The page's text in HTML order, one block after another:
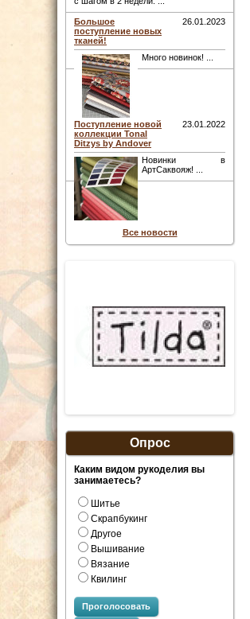
Большое
поступление новых
тканей!
26.01.2023
Много новинок! ...
Поступление новой
коллекции Tonal
Ditzys by Andover
23.01.2022
Новинки в
АртСаквояж! ...
Все новости
Опрос
Каким видом рукоделия вы
занимаетесь?
Шитье
Скрапбукинг
Другое
Вышивание
Вязание
Квилинг
Проголосовать